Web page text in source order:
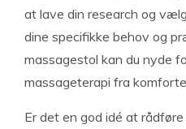
at lave din research og
dine specifikke behov og
massagestol kan du nyde
massageterapi fra
Er det en god idé at